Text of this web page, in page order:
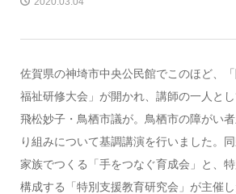
佐賀県の神埼市中央公民館でこのほど、
福祉研修大会」が開かれ、講師の一人と
飛松妙子・鳥栖市議が。鳥栖市の障がい
り組みについて基調講演を行いました。
家族でつくる「手をつなぐ育成会」と、
構成する「特別支援教育研究会」が主催